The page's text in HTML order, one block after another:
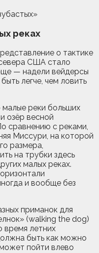
реках
о тактике
США стало
— надели вейдерсы
легче, чем ловить
малые реки больших
озёр весной
сравнению с реками,
Миссури, на которой
размера,
на трубки здесь
малых реках.
и вообще без
приманок для
(walking the dog)
время летних
быть как можно
пойти влево